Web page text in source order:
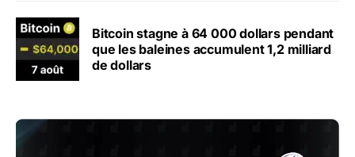
Bitcoin stagne à 64 000 dollars pendant
que les baleines accumulent 1,2 milliard
de dollars